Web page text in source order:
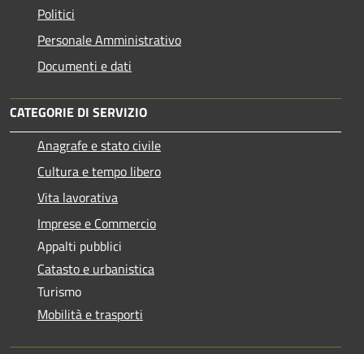
Politici
Personale Amministrativo
Documenti e dati
CATEGORIE DI SERVIZIO
Anagrafe e stato civile
Cultura e tempo libero
Vita lavorativa
Imprese e Commercio
Appalti pubblici
Catasto e urbanistica
Turismo
Mobilità e trasporti